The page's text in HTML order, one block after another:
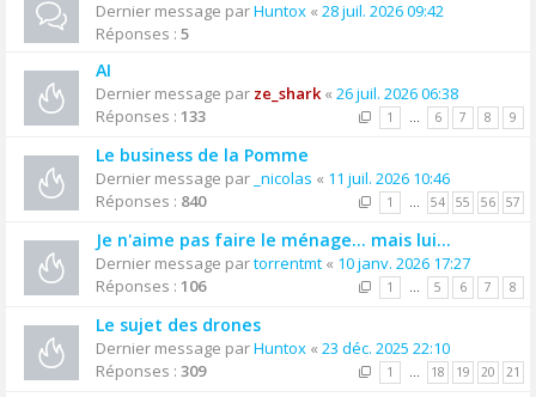
Dernier message parHuntox « 28 juil. 2026 09:42
Réponses : 5
AI
Dernier message par ze_shark« 26 juil. 2026 06:38
Réponses : 133 1 … 6 7 8 9
Le business de la Pomme
Dernier message par _nicolas « 11 juil. 2026 10:46
Réponses : 840 1 … 54 55 56 57
Je n'aime pas faire le ménage... mais lui...
Dernier message partorrentmt « 10 janv. 2026 17:27
Réponses : 106 1 … 5 6 7 8
Le sujet des drones
Dernier message parHuntox « 23 déc. 2025 22:10
Réponses : 309 1 … 18 19 20 21